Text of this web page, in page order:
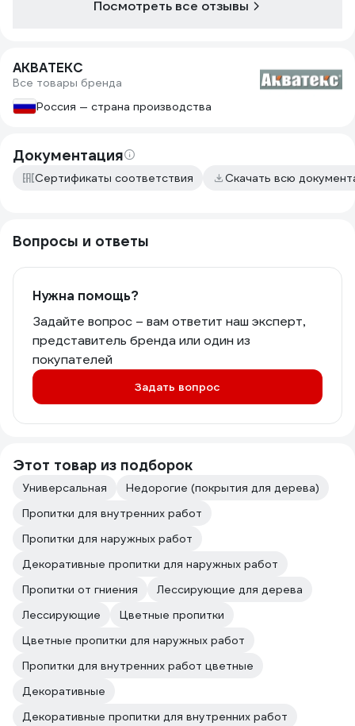
Посмотреть все отзывы
АКВАТЕКС
Все товары бренда
Россия — страна производства
Документация
Сертификаты соответствия Скачать всю
Вопросы и ответы
Нужна помощь?
Задайте вопрос – вам ответит наш эксперт,
представитель бренда или один из
покупателей
Задать вопрос
Этот товар из подборок
Универсальная
Недорогие (покрытия для дерева)
Пропитки для внутренних работ
Пропитки для наружных работ
Декоративные пропитки для наружных работ
Пропитки от гниения
Лессирующие для дерева
Лессирующие
Цветные пропитки
Цветные пропитки для наружных работ
Пропитки для внутренних работ цветные
Декоративные
Декоративные пропитки для внутренних работ